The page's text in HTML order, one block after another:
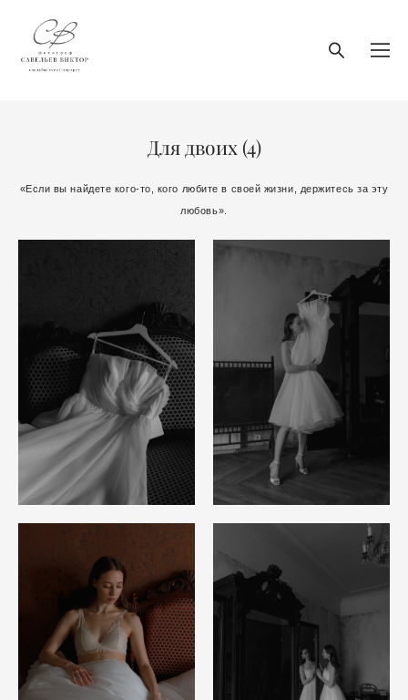
Для двоих (4)
«Если вы найдете кого-то, кого любите в своей жизни, держитесь за эту
любовь».